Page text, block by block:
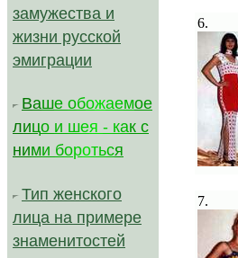
замужества и
жизни русской
эмиграции
Ваше обожаемое
лицо и шея - как с
ними бороться
Тип женского
лица на примере
знаменитостей
6.
7.